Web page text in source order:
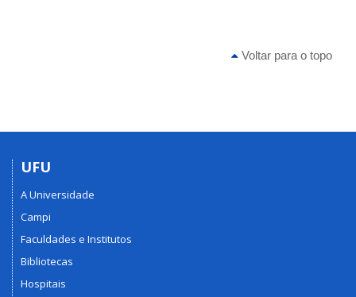
Voltar para o topo
UFU
A Universidade
Campi
Faculdades e Institutos
Bibliotecas
Hospitais